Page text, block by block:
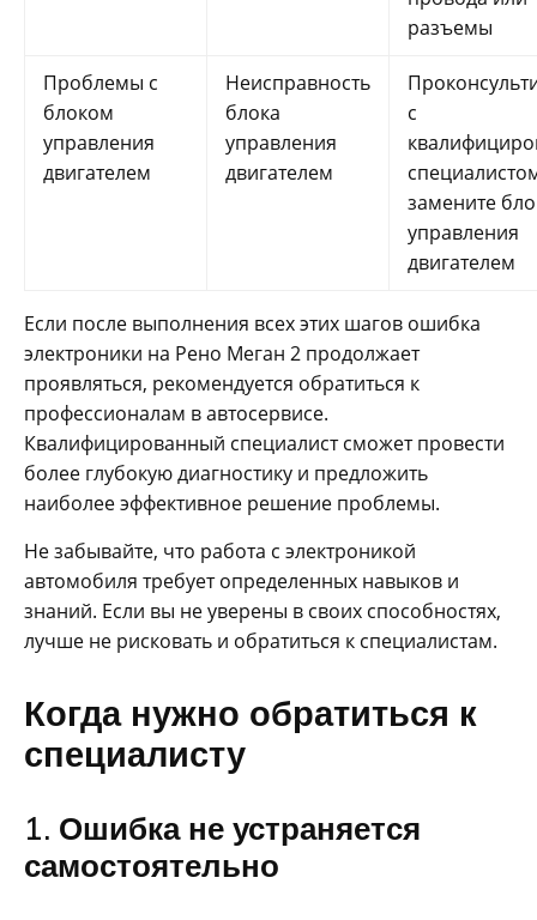
разъемы
Проблемы с
блоком
управления
двигателем
Неисправность
блока
управления
двигателем
с
замените
управления
двигателем
Если после выполнения всех этих шагов ошибка
электроники на Рено Меган 2 продолжает
проявляться, рекомендуется обратиться к
профессионалам в автосервисе.
Квалифицированный специалист сможет провести
более глубокую диагностику и предложить
наиболее эффективное решение проблемы.
Не забывайте, что работа с электроникой
автомобиля требует определенных навыков и
знаний. Если вы не уверены в своих способностях,
лучше не рисковать и обратиться к специалистам.
Когда нужно обратиться к
специалисту
1. Ошибка не устраняется
самостоятельно